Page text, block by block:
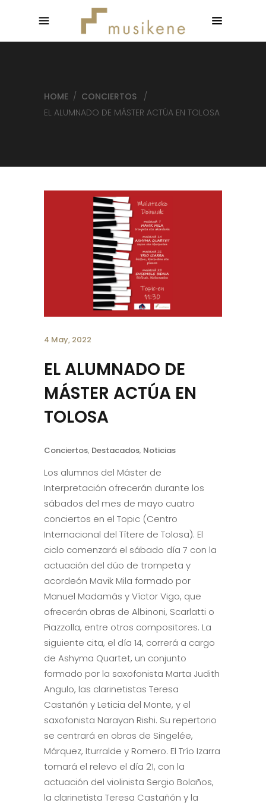
HOME / CONCIERTOS
/
EL ALUMNADO DE MÁSTER ACTÚA EN TOLOSA
4 May, 2022
EL ALUMNADO DE
MÁSTER ACTÚA EN
TOLOSA
Conciertos, Destacados, Noticias
Los alumnos del Máster de
Interpretación ofrecerán durante los
sábados del mes de mayo cuatro
conciertos en el Topic (Centro
Internacional del Títere de Tolosa). El
ciclo comenzará el sábado día 7 con la
actuación del dúo de trompeta y
acordeón Mavik Mila formado por
Manuel Madamás y Víctor Vigo, que
ofrecerán obras de Albinoni, Scarlatti o
Piazzolla, entre otros compositores. La
siguiente cita, el día 14, correrá a cargo
de Ashyma Quartet, un conjunto
formado por la saxofonista Marta Judith
Angulo, las clarinetistas Teresa
Castañón y Leticia del Monte, y el
saxofonista Narayan Rishi. Su repertorio
se centrará en obras de Singelée,
Márquez, Iturralde y Romero. El Trío Izarra
tomará el relevo el día 21, con la
actuación del violinista Sergio Bolaños,
la clarinetista Teresa Castañón y la